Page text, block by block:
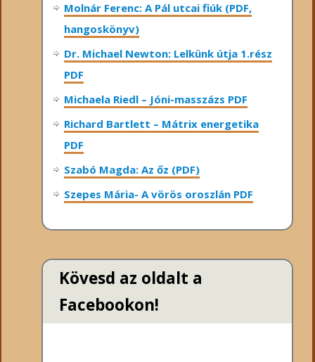
Molnár Ferenc: A Pál utcai fiúk (PDF,
hangoskönyv)
Dr. Michael Newton: Lelkünk útja 1.rész
PDF
Michaela Riedl – Jóni-masszázs PDF
Richard Bartlett – Mátrix energetika
PDF
Szabó Magda: Az őz (PDF)
Szepes Mária- A vörös oroszlán PDF
Kövesd az oldalt a
Facebookon!